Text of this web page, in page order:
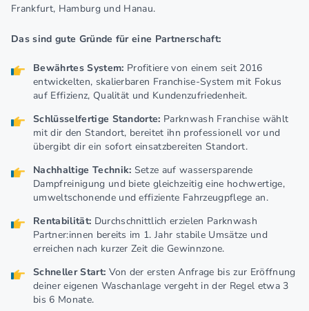
Frankfurt, Hamburg und Hanau.
Das sind gute Gründe für eine Partnerschaft:
Bewährtes System: Profitiere von einem seit 2016
entwickelten, skalierbaren Franchise-System mit Fokus
auf Effizienz, Qualität und Kundenzufriedenheit.
Schlüsselfertige Standorte: Parknwash Franchise wählt
mit dir den Standort, bereitet ihn professionell vor und
übergibt dir ein sofort einsatzbereiten Standort.
Nachhaltige Technik: Setze auf wassersparende
Dampfreinigung und biete gleichzeitig eine hochwertige,
umweltschonende und effiziente Fahrzeugpflege an.
Rentabilität: Durchschnittlich erzielen Parknwash
Partner:innen bereits im 1. Jahr stabile Umsätze und
erreichen nach kurzer Zeit die Gewinnzone.
Schneller Start: Von der ersten Anfrage bis zur Eröffnung
deiner eigenen Waschanlage vergeht in der Regel etwa 3
bis 6 Monate.